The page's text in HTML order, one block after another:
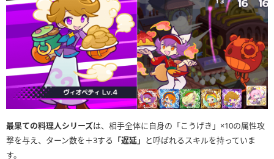
最果ての料理人シリーズは、相手全体に自身の「こうげき」×10の属性攻
撃を与え、ターン数を＋3する 「遅延」 と呼ばれるスキルを持っていま
す。